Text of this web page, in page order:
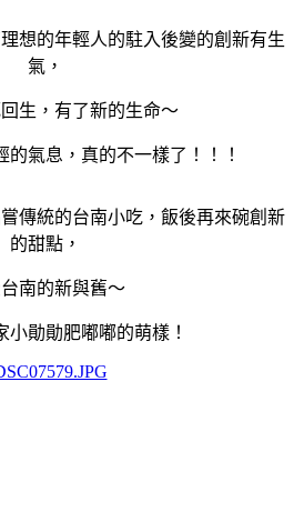
想的年輕人的駐入後變的創新有生
氣，
生，有了新的生命～
的氣息，真的不一樣了！！！
傳統的台南小吃，飯後再來碗創新
的甜點，
南的新與舊～
小勛勛肥嘟嘟的萌樣！